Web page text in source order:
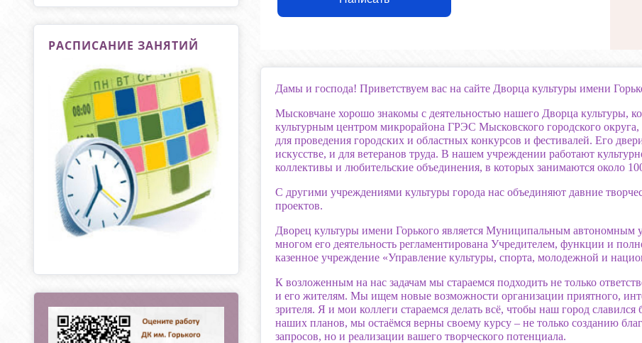
РАСПИСАНИЕ ЗАНЯТИЙ
Дамы и господа! Приветствуем вас на сайте Дворца культуры имени
Мысковчане хорошо знакомы с деятельностью нашего Дворца культуры,
культурным центром микрорайона ГРЭС Мысковского городского
для проведения городских и областных конкурсов и фестивалей. Его
искусстве, и для ветеранов труда. В нашем учреждении работают
коллективы и любительские объединения, в которых занимаются около
С другими учреждениями культуры города нас объединяют давние
проектов.
Дворец культуры имени Горького является Муниципальным автономным
многом его деятельность регламентирована Учредителем, функции и
казенное учреждение «Управление культуры, спорта, молодежной и
К возложенным на нас задачам мы стараемся подходить не только
и его жителям. Мы ищем новые возможности организации приятного,
зрителя. Я и мои коллеги стараемся делать всё, чтобы наш город
наших планов, мы остаёмся верны своему курсу – не только созданию
запросов, но и реализации вашего творческого потенциала.